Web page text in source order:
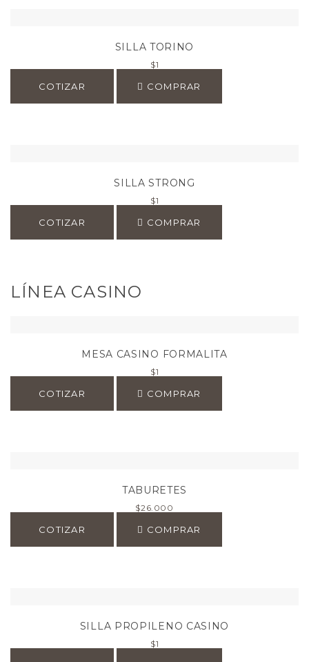
SILLA TORINO
$1
COTIZAR COMPRAR
SILLA STRONG
$1
COTIZAR COMPRAR
LÍNEA CASINO
MESA CASINO FORMALITA
$1
COTIZAR COMPRAR
TABURETES
$26.000
COTIZAR COMPRAR
SILLA PROPILENO CASINO
$1